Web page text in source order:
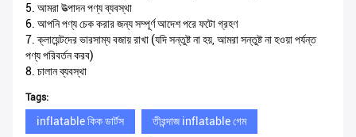
5. আমরা উত্পাদন পণ্য ব্যবস্থা
6. আপনি পণ্য চেক করার জন্য সম্পূর্ণ আদেশ পরে ফটো গ্রহণ
7. ক্লায়েন্টদের ভারসাম্য বজায় রাখা (যদি সন্তুষ্ট না হয়, আমরা সন্তুষ্ট না হওয়া পর্যন্ত
পণ্য পরিবর্তন করব)
8. চালান ব্যবস্থা
Tags:
inflatable কিক ডার্টস তীরন্দাজ inflatable গেম